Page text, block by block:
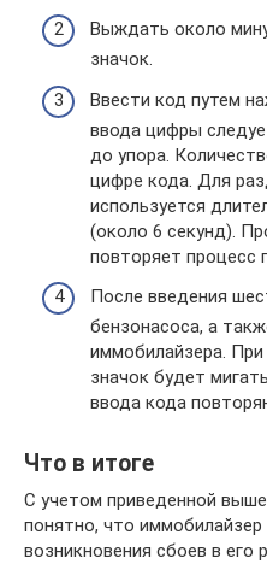
Выждать около
значок.
Ввести код путем
ввода цифры
до упора.
цифре кода. Для
используется
(около 6 секунд).
повторяет процесс
После введения
бензонасоса, а
иммобилайзера.
значок будет
ввода кода
Что в итоге
С учетом приведенной
понятно, что
возникновения сбоев в его